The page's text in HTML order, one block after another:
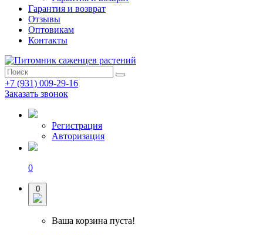
Гарантия и возврат
Отзывы
Оптовикам
Контакты
+7 (931) 009-29-16
Заказать звонок
Регистрация
Авторизация
0
0
Ваша корзина пуста!